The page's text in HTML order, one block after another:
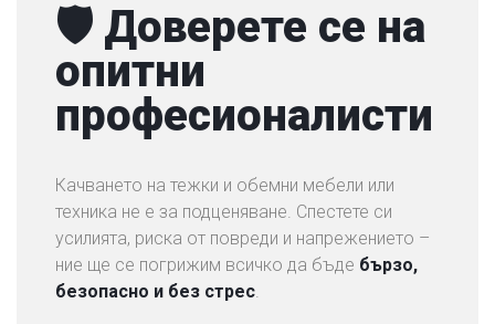
🛡 Доверете се на
опитни
професионалисти
Качването на тежки и обемни мебели или
техника не е за подценяване. Спестете си
усилията, риска от повреди и напрежението –
ние ще се погрижим всичко да бъде бързо,
безопасно и без стрес.